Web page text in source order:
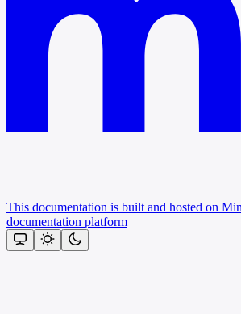
This documentation is built and hosted on
documentation platform